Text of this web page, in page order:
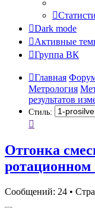
Dark mode
Активные
Группа ВК
Главная
Метрология
результатов
Стиль:
Отгонка
ротационном
Сообщений: 24 •